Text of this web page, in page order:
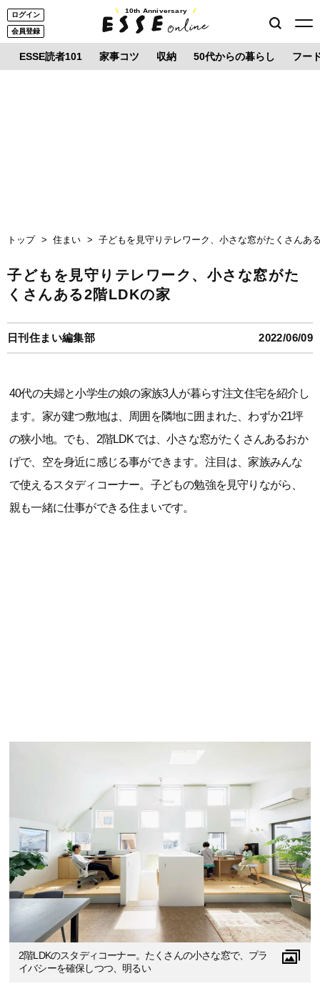
ログイン
会員登録
10th Anniversary
ESSE読者101 家事コツ 収納 50代からの暮らし フー
トップ 住まい 子どもを見守りテレワーク、小さな窓がたくさんあ
子どもを見守りテレワーク、小さな窓がた
くさんある2階LDKの家
日刊住まい編集部 2022/06/09
40代の夫婦と小学生の娘の家族3人が暮らす注文住宅を紹介し
ます。家が建つ敷地は、周囲を隣地に囲まれた、わずか21坪
の狭小地。でも、2階LDKでは、小さな窓がたくさんあるおか
げで、空を身近に感じる事ができます。注目は、家族みんな
で使えるスタディコーナー。子どもの勉強を見守りながら、
親も一緒に仕事ができる住まいです。
2階LDKのスタディコーナー。たくさんの小さな窓で、プラ
イバシーを確保しつつ、明るい